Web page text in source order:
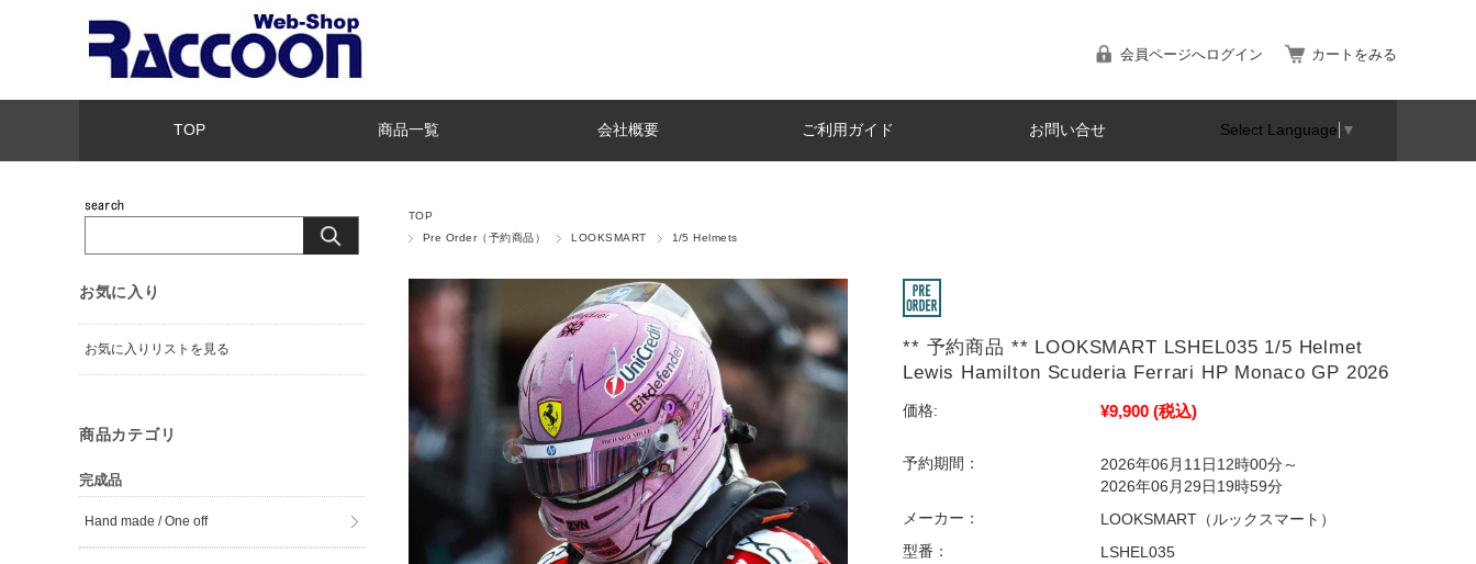
会員ページへログイン カートをみる
TOP 商品一覧 会社概要 ご利用ガイド お問い合せ Select Language ▼
TOP
Pre Order（予約商品）
LOOKSMART 1/5 Helmets
** 予約商品 ** LOOKSMART LSHEL035 1/5 Helmet
Lewis Hamilton Scuderia Ferrari HP Monaco GP 2026
価格: ¥9,900 (税込)
予約期間：
2026年06月11日12時00分～
2026年06月29日19時59分
メーカー：
LOOKSMART（ルックスマート）
型番：
LSHEL035
お気に入り
お気に入りリストを見る
商品カテゴリ
完成品
Hand made / One off